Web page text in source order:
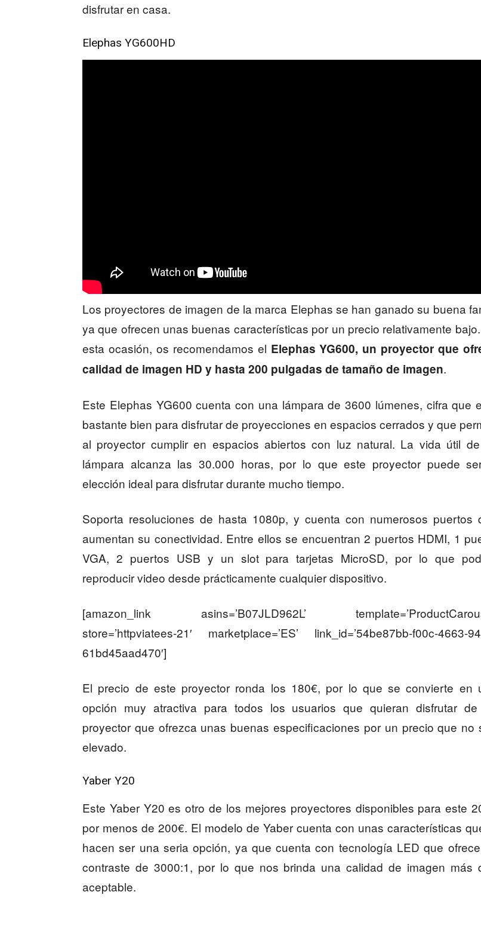
disfrutar en casa.
Elephas YG600HD
Los proyectores de imagen de la marca Elephas se han ganado su buena
ya que ofrecen unas buenas características por un precio relativamente
esta ocasión, os recomendamos el Elephas YG600, un proyector que
calidad de imagen HD y hasta 200 pulgadas de tamaño de imagen.
Este Elephas YG600 cuenta con una lámpara de 3600 lúmenes, cifra que
bastante bien para disfrutar de proyecciones en espacios cerrados y que
al proyector cumplir en espacios abiertos con luz natural. La vida útil
lámpara alcanza las 30.000 horas, por lo que este proyector puede
elección ideal para disfrutar durante mucho tiempo.
Soporta resoluciones de hasta 1080p, y cuenta con numerosos puertos
aumentan su conectividad. Entre ellos se encuentran 2 puertos HDMI, 1
VGA, 2 puertos USB y un slot para tarjetas MicroSD, por lo que
reproducir video desde prácticamente cualquier dispositivo.
[amazon_link asins=’B07JLD962L’
store=’httpviatees-21′ marketplace=’ES’ link_id=’54be87bb-f00c-4663-
61bd45aad470′]
El precio de este proyector ronda los 180€, por lo que se convierte en
opción muy atractiva para todos los usuarios que quieran disfrutar
proyector que ofrezca unas buenas especificaciones por un precio que no
elevado.
Yaber Y20
Este Yaber Y20 es otro de los mejores proyectores disponibles para este
por menos de 200€. El modelo de Yaber cuenta con unas características
hacen ser una seria opción, ya que cuenta con tecnología LED que
contraste de 3000:1, por lo que nos brinda una calidad de imagen más
aceptable.